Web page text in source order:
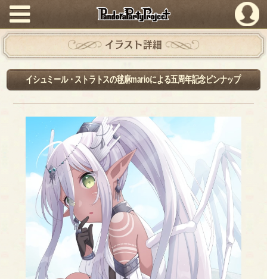
PandoraPartyProject
イラスト詳細
イシュミール・ストラトスの毬麻marioによる五周年記念ピンナップ